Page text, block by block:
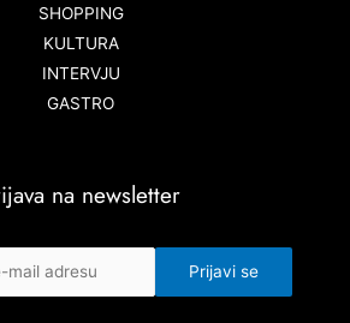
SHOPPING
KULTURA
INTERVJU
GASTRO
na newsletter